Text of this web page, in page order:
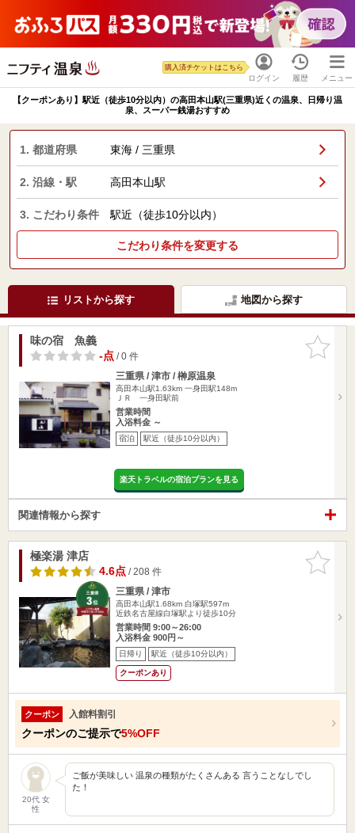
ログイン
購入済チケットはこちら
履歴 メニュー
【クーポンあり】駅近（徒歩10分以内）の高田本山駅(三重県)近くの温泉、日帰り温
泉、スーパー銭湯おすすめ
1. 都道府県 東海 / 三重県
2. 沿線・駅 高田本山駅
3. こだわり条件 駅近（徒歩10分以内）
こだわり条件を変更する
リストから探す 地図から探す
お気に入
りに追加
味の宿 魚義
-点/ 0 件
三重県 / 津市 / 榊原温泉
高田本山駅1.63km 一身田駅148m
ＪＲ 一身田駅前
営業時間
入浴料金 ～
宿泊 駅近（徒歩10分以内）
楽天トラベルの宿泊プランを見る
関連情報から探す
お気に入
りに追加
極楽湯 津店
4.6点/ 208 件
三重県 / 津市
高田本山駅1.68km 白塚駅597m
近鉄名古屋線白塚駅より徒歩10分
営業時間 9:00～26:00
入浴料金 900円～
日帰り 駅近（徒歩10分以内）
クーポンあり
クーポン 入館料割引
クーポンのご提示で5%OFF
20代 女
性
ご飯が美味しい 温泉の種類がたくさんある 言うことなしでし
た！